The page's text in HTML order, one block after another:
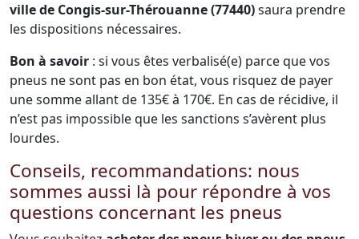
ville de Congis-sur-Thérouanne (77440)saura prendre
les dispositions nécessaires.
Bon à savoir : si vous êtes verbalisé(e) parce que vos
pneus ne sont pas en bon état, vous risquez de payer
une somme allant de 135€ à 170€. En cas de récidive, il
n’est pas impossible que les sanctions s’avèrent plus
lourdes.
Conseils, recommandations: nous
sommes aussi là pour répondre à vos
questions concernant les pneus